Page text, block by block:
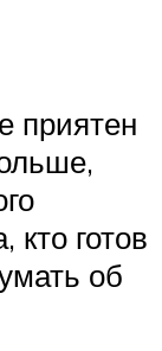
приятен
готов
об